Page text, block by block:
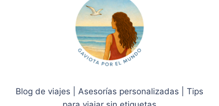
Blog de viajes | Asesorías personalizadas | Tips